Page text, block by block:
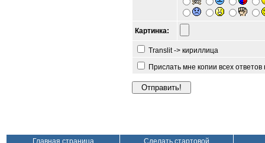
Картинка:
Translit -> кириллица
Прислать мне копии всех
Главная страница Сделать стартовой